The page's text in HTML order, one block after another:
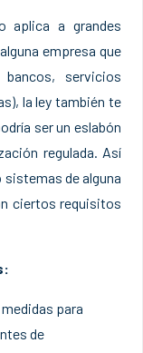
aplica a grandes
empresa que
servicios
la ley también te
ser un eslabón
regulada. Así
de alguna
ciertos requisitos
para
de